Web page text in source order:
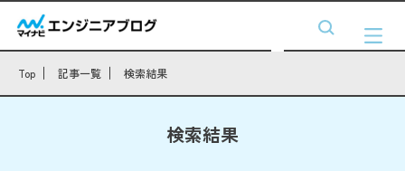
Top 記事一覧 検索結果
検索結果